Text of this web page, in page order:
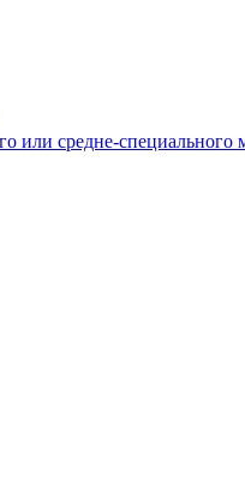
средне-специального